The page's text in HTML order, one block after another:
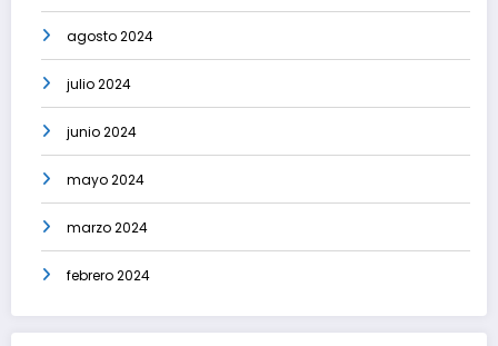
agosto 2024
julio 2024
junio 2024
mayo 2024
marzo 2024
febrero 2024